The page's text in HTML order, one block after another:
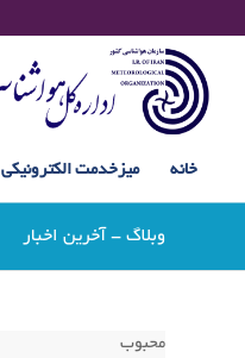
خانه میزخدمت الکترونیکی
وبلاگ - آخرین اخبار
محبوب